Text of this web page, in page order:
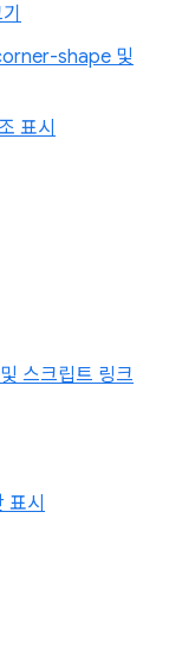
shape 및
표시
스크립트 링크
시